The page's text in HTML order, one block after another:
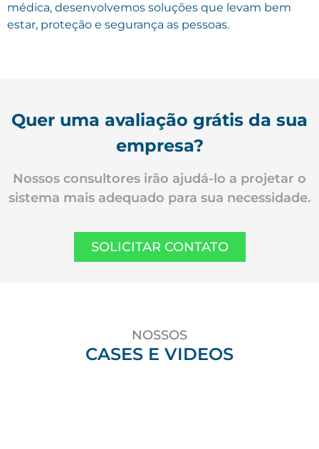
médica, desenvolvemos soluções que levam bem
estar, proteção e segurança as pessoas.
Quer uma avaliação grátis da sua
empresa?
Nossos consultores irão ajudá-lo a projetar o
sistema mais adequado para sua necessidade.
SOLICITAR CONTATO
NOSSOS
CASES E VIDEOS